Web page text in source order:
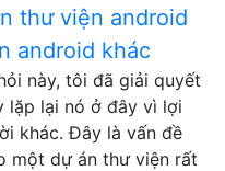
thư viện android
android khác
này, tôi đã giải quyết
lặp lại nó ở đây vì lợi
khác. Đây là vấn đề
một dự án thư viện rất